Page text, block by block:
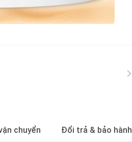
chuyển Đổi trả & bảo hành